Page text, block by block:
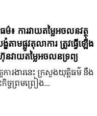
៖ ការវាយតម្លៃអចលនវត្ថុ
ាមផ្លូវតុលាការ ត្រូវធ្វើឡើង
វាយតម្លៃអចលនទ្រព្យ
តការងារនេះ ក្រសួងយុត្តិធម៌ នឹង
ច្ចព្រមព្រៀង...